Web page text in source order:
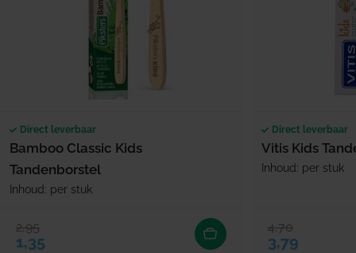
Direct leverbaar
Bamboo Classic Kids
Tandenborstel
Inhoud: per stuk
Verkoopprijs
1,35
Normale prijs
2,95
Direct leverbaar
Vitis Kids
Inhoud: per stuk
Verkoopprijs
3,79
Normale prijs
4,70